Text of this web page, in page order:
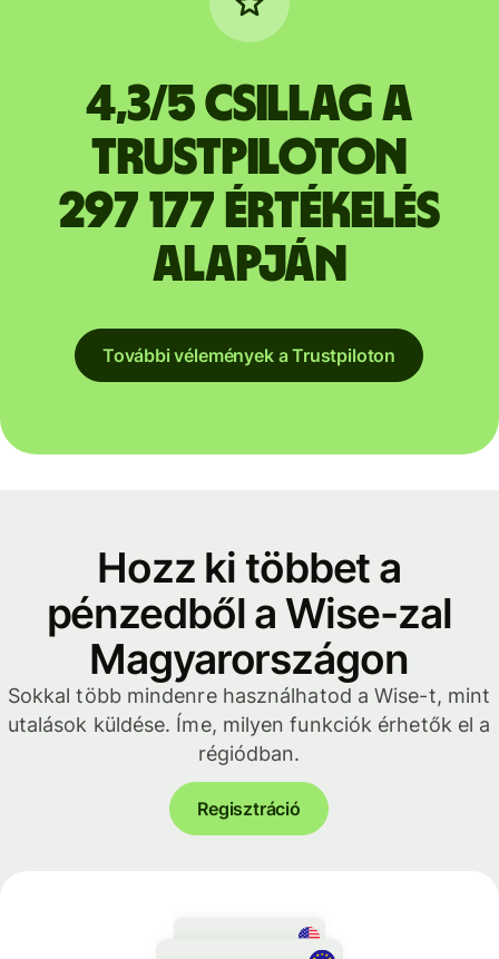
4,3/5 csillag a
Trustpiloton
297 177 értékelés
alapján
További vélemények a Trustpiloton
Hozz ki többet a
pénzedből a Wise-zal
Magyarországon
Sokkal több mindenre használhatod a Wise-t, mint
utalások küldése. Íme, milyen funkciók érhetők el a
régiódban.
Regisztráció